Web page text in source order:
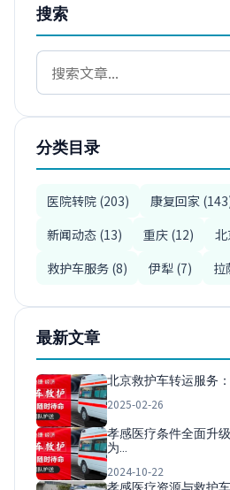
搜索
分类目录
医院转院 (203) 康复回家
新闻动态 (13)
重庆 (12)
救护车服务 (8)
伊犁 (7) 拉
最新文章
北京救护车转运服务
2025-02-26
孝感医疗条件全面升
为…
2024-10-22